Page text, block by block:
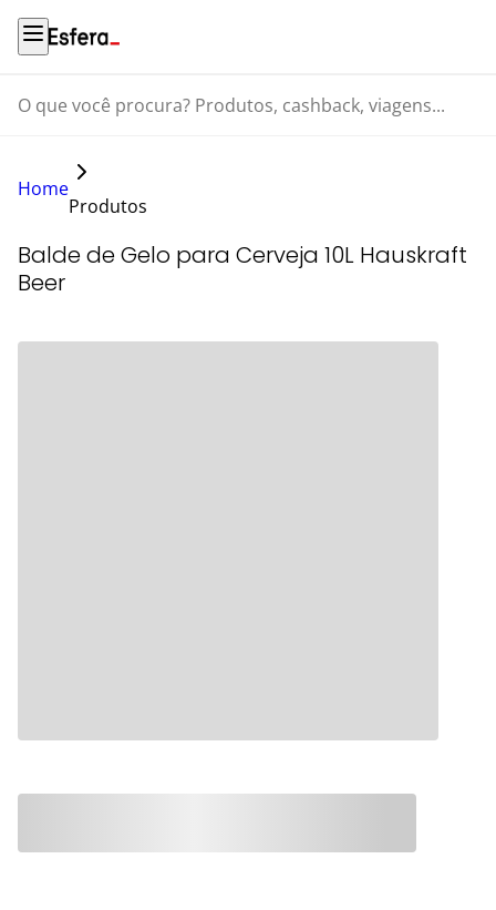
O que você procura? Produtos, cashback, viagens...
Home
Produtos
Balde de Gelo para Cerveja 10L Hauskraft
Beer